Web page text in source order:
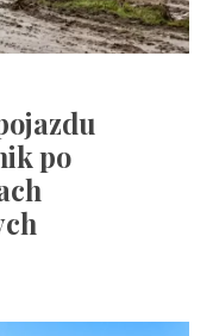
po